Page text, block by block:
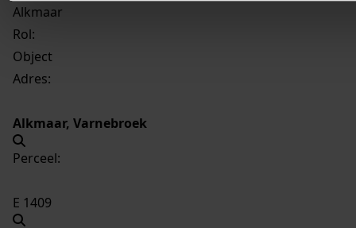
Alkmaar
Rol:
Object
Adres:
Alkmaar, Varnebroek
Perceel:
E 1409